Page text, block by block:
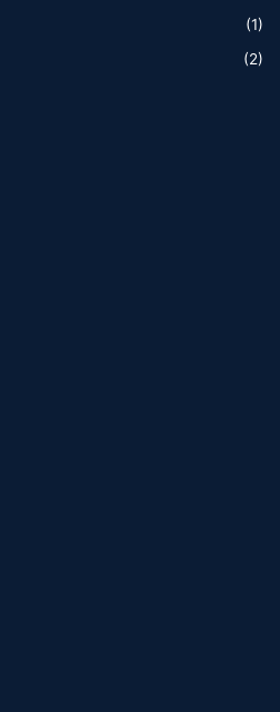
(1)
(2)